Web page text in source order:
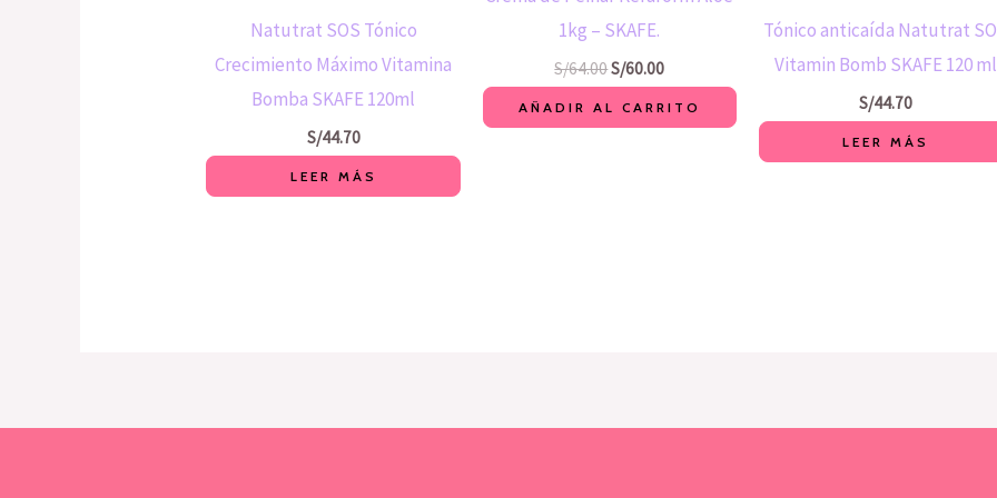
Natutrat SOS Tónico
Crecimiento Máximo Vitamina
Bomba SKAFE 120ml
S/44.70
LEER MÁS
1kg – SKAFE.
S/64.00S/60.00
AÑADIR AL CARRITO
Tónico anticaída Natutrat
Vitamin Bomb SKAFE 120 ml
S/44.70
LEER MÁS